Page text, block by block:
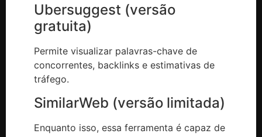
Ubersuggest (versão
gratuita)
Permite visualizar palavras-chave de
concorrentes, backlinks e estimativas de
tráfego.
SimilarWeb (versão limitada)
Enquanto isso, essa ferramenta é capaz de